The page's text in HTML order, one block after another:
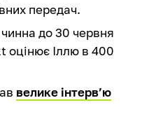
передач.
до 30 червня
оцінює Іллю в 400
велике інтерв’ю